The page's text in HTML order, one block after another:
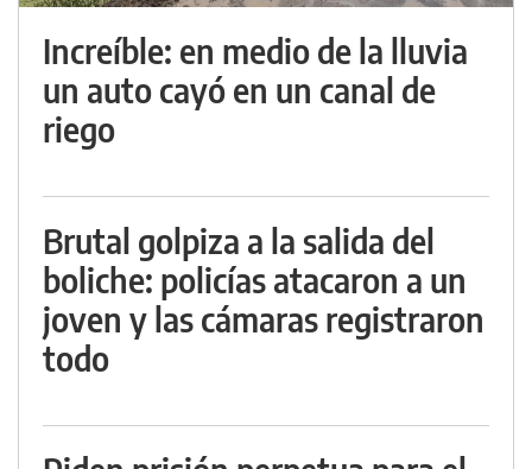
Increíble: en medio de la lluvia
un auto cayó en un canal de
riego
Brutal golpiza a la salida del
boliche: policías atacaron a un
joven y las cámaras registraron
todo